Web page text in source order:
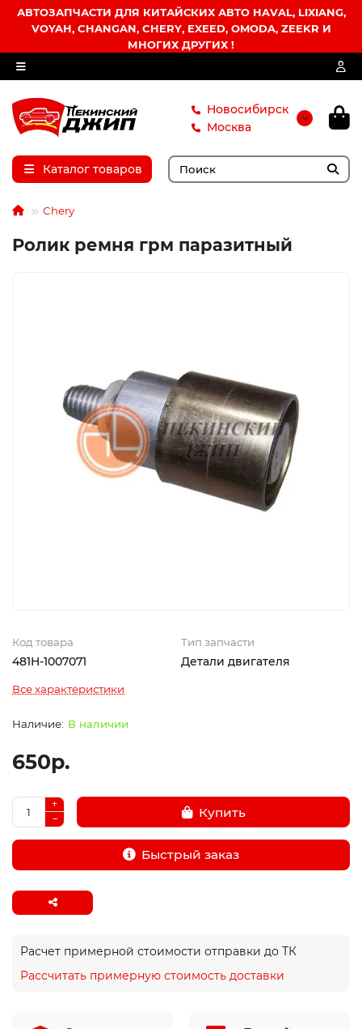
АВТОЗАПЧАСТИ ДЛЯ КИТАЙСКИХ АВТО HAVAL, LIXIANG,
VOYAH, CHANGAN, CHERY, EXEED, OMODA, ZEEKR И
МНОГИХ ДРУГИХ !
Новосибирск
Москва
Каталог товаров
Chery
Ролик ремня грм паразитный
Код товара
481H-1007071
Тип запчасти
Детали двигателя
Все характеристики
В наличии
650р.
Купить
Быстрый заказ
Расчет примерной стоимости отправки до ТК
Рассчитать примерную стоимость доставки